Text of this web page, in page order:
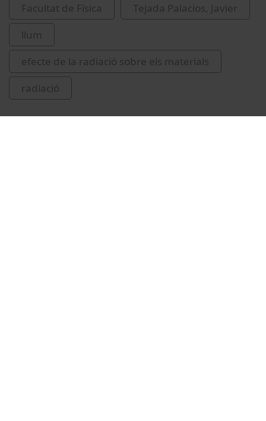
Facultat de Física
Tejada Palacios, Javier
llum
efecte de la radiació sobre els materials
radiació